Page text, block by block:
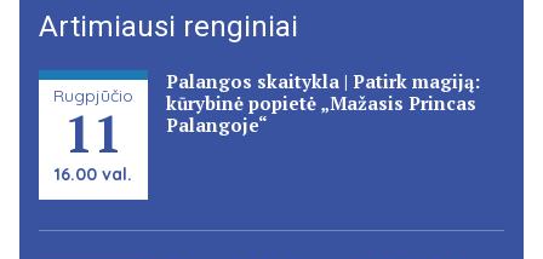
Artimiausi renginiai
Rugpjūčio
11
16.00 val.
Palangos skaitykla | Patirk magiją:
kūrybinė popietė „Mažasis Princas
Palangoje“